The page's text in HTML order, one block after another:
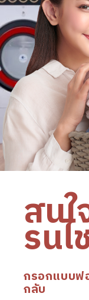
สน
รนไ
กรอกแบบฟ
กลับ